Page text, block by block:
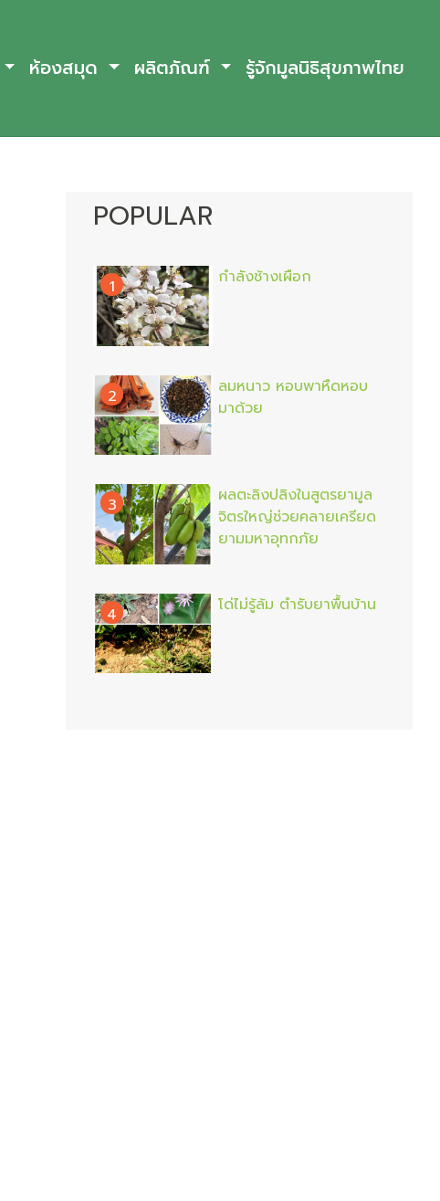
ห้องสมุด ผลิตภัณฑ์ รู้จักมูลนิธิสุขภาพไทย
POPULAR
1 กำลังช้างเผือก
2
ลมหนาว หอบพาหืดหอบ
มาด้วย
3
ผลตะลิงปลิงในสูตรยามูล
จิตรใหญ่ช่วยคลายเครียด
ยามมหาอุทกภัย
4 โด่ไม่รู้ล้ม ตำรับยาพื้นบ้าน